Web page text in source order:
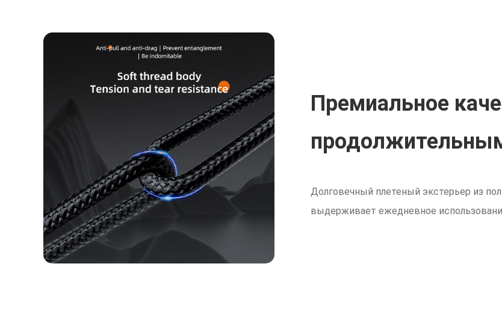
Премиальное
Долговечный плетеный экстерьер из
выдерживает ежедневное